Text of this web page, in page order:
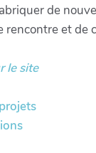
de
rencontre et de
le site